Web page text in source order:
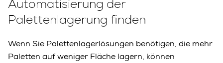
Automatisierung der
Palettenlagerung finden
Wenn Sie Palettenlagerlösungen benötigen, die mehr
Paletten auf weniger Fläche lagern, können